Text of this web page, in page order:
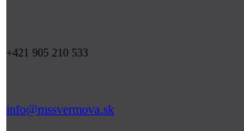
+421 905 210 533
info@mssvermova.sk